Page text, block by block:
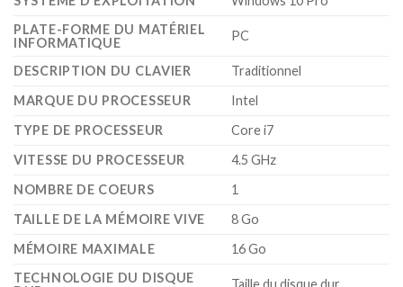
PLATE-FORME DU MATÉRIEL
INFORMATIQUE
‎PC
DESCRIPTION DU CLAVIER
‎Traditionnel
MARQUE DU PROCESSEUR
‎Intel
TYPE DE PROCESSEUR
‎Core i7
VITESSE DU PROCESSEUR
‎4.5 GHz
NOMBRE DE COEURS
‎1
TAILLE DE LA MÉMOIRE VIVE
‎8 Go
MÉMOIRE MAXIMALE
‎16 Go
TECHNOLOGIE DU DISQUE
‎Taille du disque dur